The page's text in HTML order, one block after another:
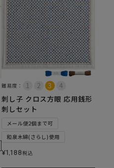
難易度：
刺し子 クロス方眼 応用銭形
刺しセット
メール便2個まで可
和泉木綿(さらし)使用
¥1,188税込